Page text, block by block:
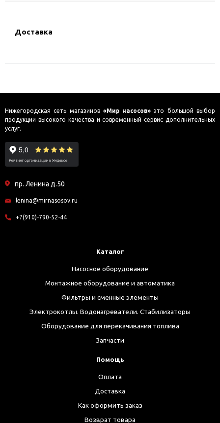
Доставка
Нижегородская сеть магазинов «Мир насосов» это большой выбор
продукции высокого качества и современный сервис дополнительных
услуг.
пр. Ленина д.50
lenina@mirnasosov.ru
+7(910)-790-52-44
Каталог
Насосное оборудование
Монтажное оборудование и автоматика
Фильтры и сменные элементы
Электрокотлы. Водонагреватели. Стабилизаторы
Оборудование для перекачивания топлива
Запчасти
Помощь
Оплата
Доставка
Как оформить заказ
Возврат товара